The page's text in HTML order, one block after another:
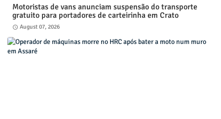
Motoristas de vans anunciam suspensão do transporte
gratuito para portadores de carteirinha em Crato
August 07, 2026